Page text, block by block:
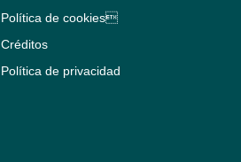
Política de cookies
Créditos
Política de privacidad